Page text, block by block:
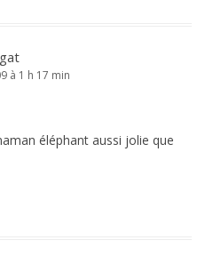
à 1 h 17 min
éléphant aussi jolie que